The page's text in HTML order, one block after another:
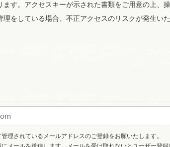
ます。アクセスキーが示された書類をご用意の上、
をしている場合、不正アクセスのリスクが発生い
理されているメールアドレスのご登録をお願いたします。